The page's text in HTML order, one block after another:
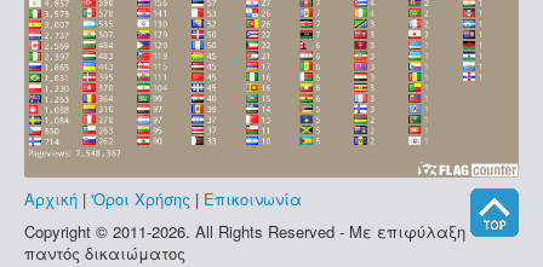
Αρχική | 'Οροι Χρήσης | Επικοινωνία
Copyright © 2011-2026. All Rights Reserved - Με επιφύλαξη
παντός δικαιώματος